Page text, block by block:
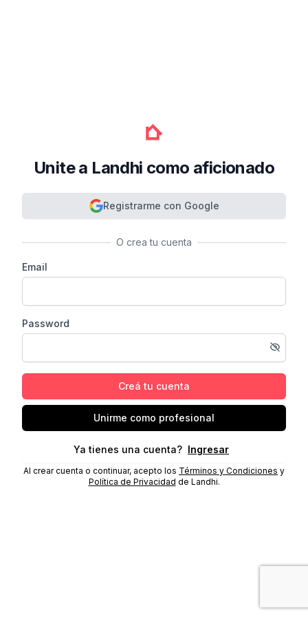
Unite a Landhi como aficionado
Registrarme con Google
O crea tu cuenta
Email
Password
Creá tu cuenta
Unirme como profesional
Ya tienes una cuenta? Ingresar
Al crear cuenta o continuar, acepto los Términos y Condiciones y
Política de Privacidad de Landhi.